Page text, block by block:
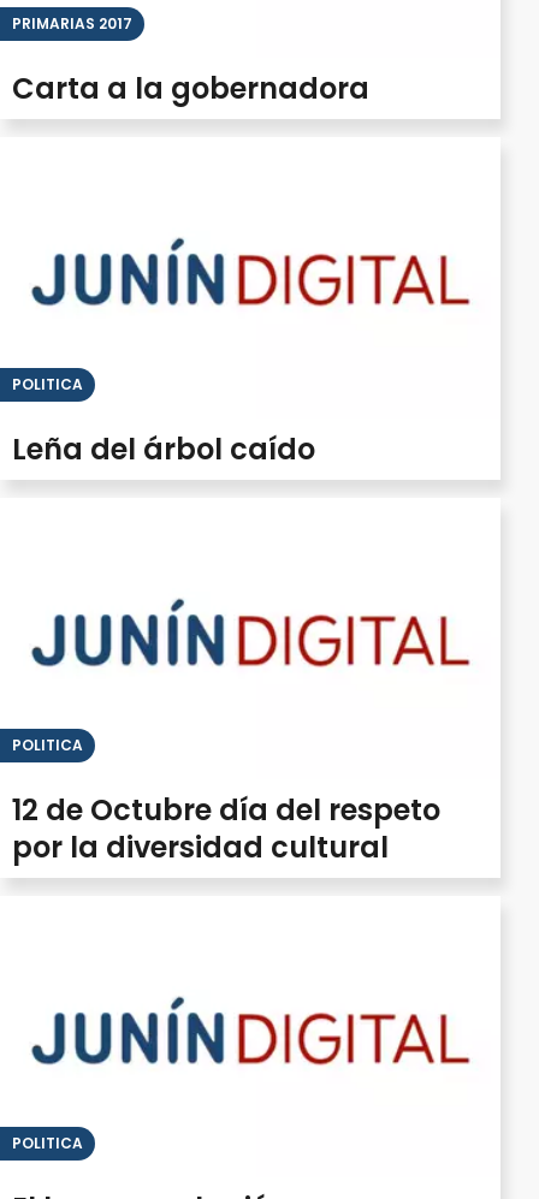
PRIMARIAS 2017
Carta a la gobernadora
POLITICA
Leña del árbol caído
POLITICA
12 de Octubre día del respeto
por la diversidad cultural
POLITICA